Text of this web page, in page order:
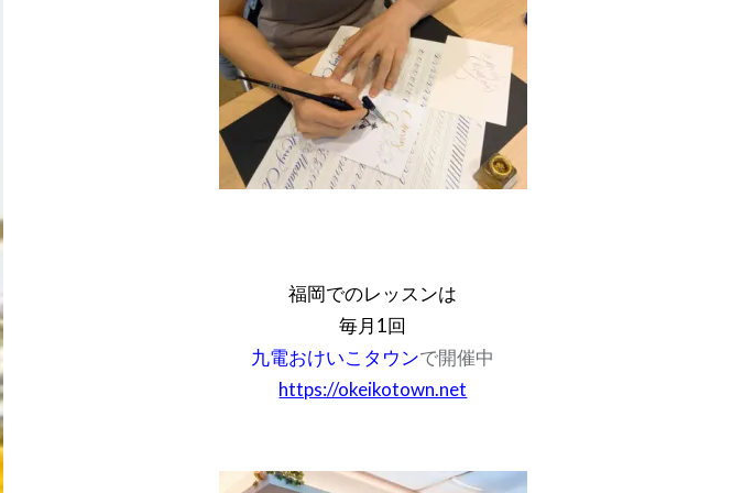
福岡でのレッスンは
毎月1回
九電おけいこタウンで開催中
https://okeikotown.net